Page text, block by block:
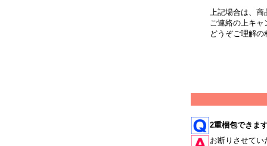
上記場合は、商
ご連絡の上キャ
どうぞご理解
2重梱包できま
お断りさせてい